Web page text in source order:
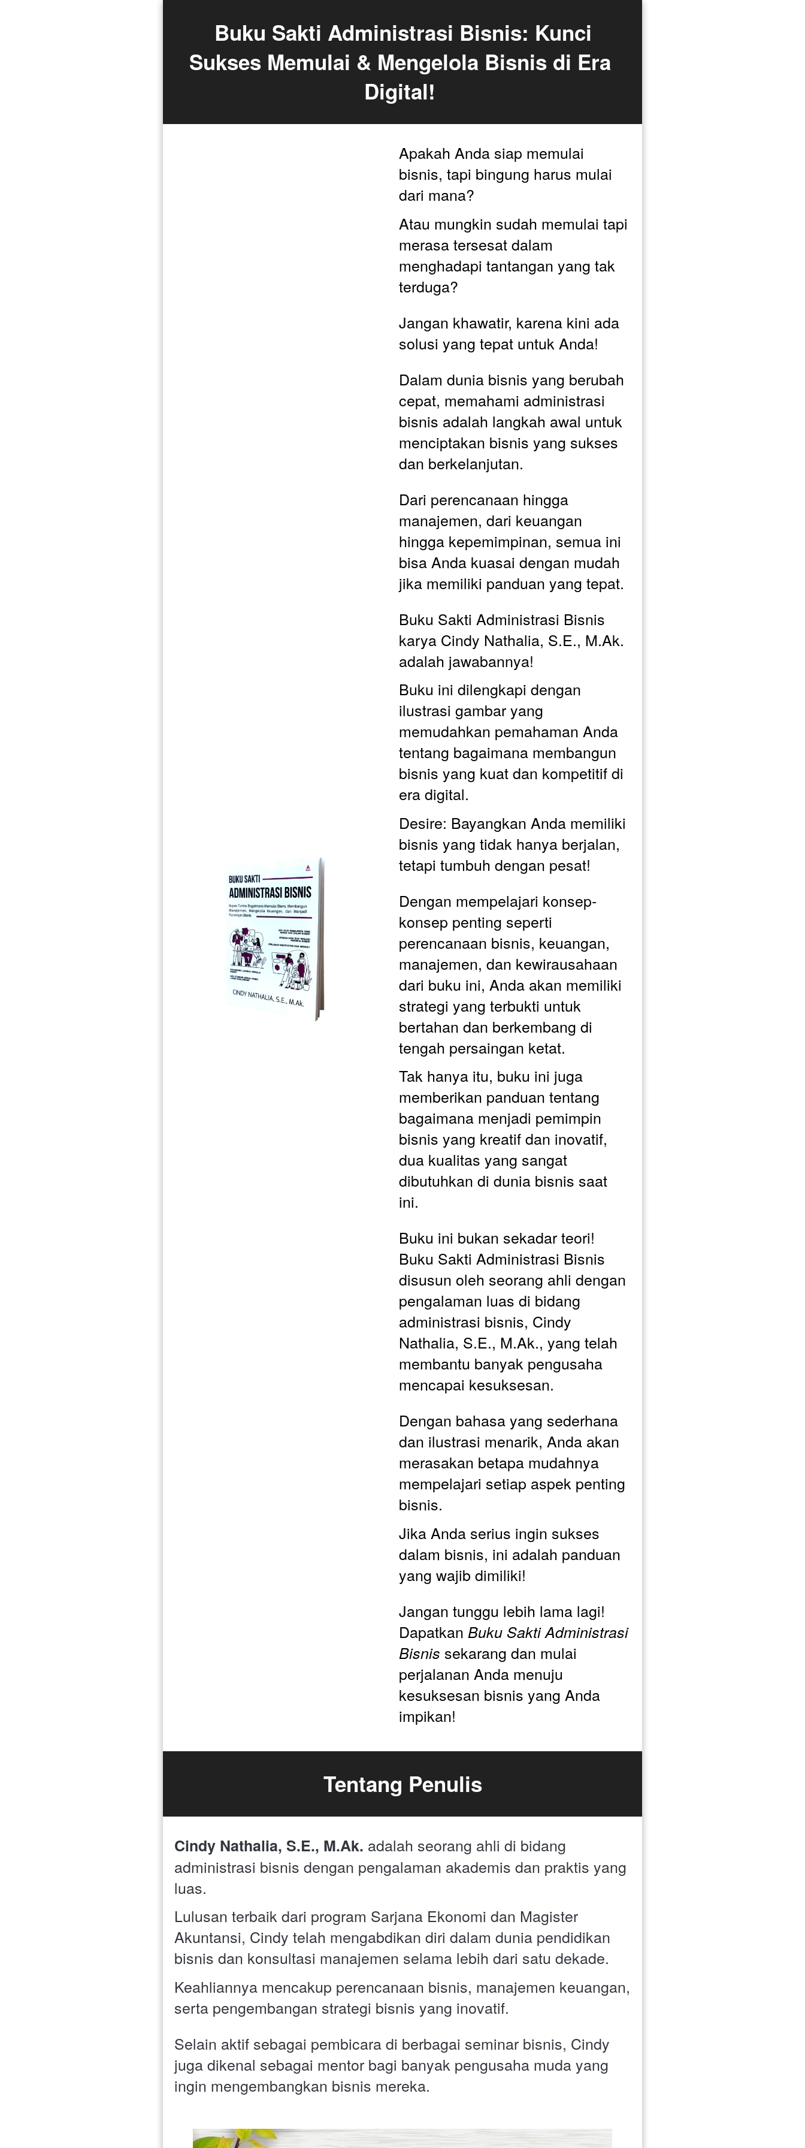
Sukses Memulai & Mengelola Bisnis di Era
Digital!
Apakah Anda siap memulai
bisnis, tapi bingung harus mulai
dari mana?
Atau mungkin sudah memulai tapi
merasa tersesat dalam
menghadapi tantangan yang tak
terduga?
Jangan khawatir, karena kini ada
solusi yang tepat untuk Anda!
Dalam dunia bisnis yang berubah
cepat, memahami administrasi
bisnis adalah langkah awal untuk
menciptakan bisnis yang sukses
dan berkelanjutan.
Dari perencanaan hingga
manajemen, dari keuangan
hingga kepemimpinan, semua ini
bisa Anda kuasai dengan mudah
jika memiliki panduan yang tepat.
Buku Sakti Administrasi Bisnis
karya Cindy Nathalia, S.E., M.Ak.
adalah jawabannya!
Buku ini dilengkapi dengan
ilustrasi gambar yang
memudahkan pemahaman Anda
tentang bagaimana membangun
bisnis yang kuat dan kompetitif di
era digital.
Desire: Bayangkan Anda memiliki
bisnis yang tidak hanya berjalan,
tetapi tumbuh dengan pesat!
Dengan mempelajari konsep-
konsep penting seperti
perencanaan bisnis, keuangan,
manajemen, dan kewirausahaan
dari buku ini, Anda akan memiliki
strategi yang terbukti untuk
bertahan dan berkembang di
tengah persaingan ketat.
Tak hanya itu, buku ini juga
memberikan panduan tentang
bagaimana menjadi pemimpin
bisnis yang kreatif dan inovatif,
dua kualitas yang sangat
dibutuhkan di dunia bisnis saat
ini.
Buku ini bukan sekadar teori!
Buku Sakti Administrasi Bisnis
disusun oleh seorang ahli dengan
pengalaman luas di bidang
administrasi bisnis, Cindy
Nathalia, S.E., M.Ak., yang telah
membantu banyak pengusaha
mencapai kesuksesan.
Dengan bahasa yang sederhana
dan ilustrasi menarik, Anda akan
merasakan betapa mudahnya
mempelajari setiap aspek penting
bisnis.
Jika Anda serius ingin sukses
dalam bisnis, ini adalah panduan
yang wajib dimiliki!
Jangan tunggu lebih lama lagi!
Dapatkan Buku Sakti Administrasi
Bisnis sekarang dan mulai
perjalanan Anda menuju
kesuksesan bisnis yang Anda
impikan!
Tentang Penulis
Cindy Nathalia, S.E., M.Ak. adalah seorang ahli di bidang
administrasi bisnis dengan pengalaman akademis dan praktis yang
luas.
Lulusan terbaik dari program Sarjana Ekonomi dan Magister
Akuntansi, Cindy telah mengabdikan diri dalam dunia pendidikan
bisnis dan konsultasi manajemen selama lebih dari satu dekade.
Keahliannya mencakup perencanaan bisnis, manajemen keuangan,
serta pengembangan strategi bisnis yang inovatif.
Selain aktif sebagai pembicara di berbagai seminar bisnis, Cindy
juga dikenal sebagai mentor bagi banyak pengusaha muda yang
ingin mengembangkan bisnis mereka.